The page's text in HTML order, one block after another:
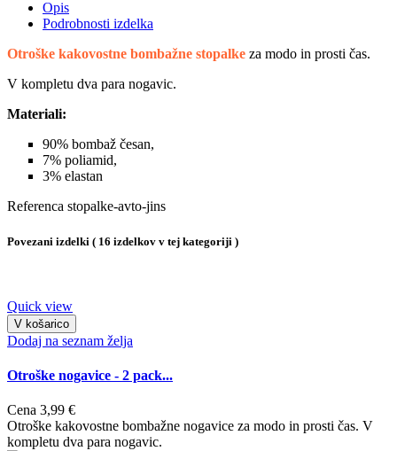
Opis
Podrobnosti izdelka
Otroške kakovostne bombažne stopalke za modo in prosti čas.
V kompletu dva para nogavic.
Materiali:
90% bombaž česan,
7% poliamid,
3% elastan
Referenca stopalke-avto-jins
Povezani izdelki ( 16 izdelkov v tej kategoriji )
Quick view
V košarico
Dodaj na seznam želja
Otroške nogavice - 2 pack...
Cena 3,99 €
Otroške kakovostne bombažne nogavice za modo in prosti čas. V
kompletu dva para nogavic.